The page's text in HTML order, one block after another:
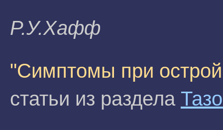
P.У.Xaфф
"Симптомы при
статьи из раздела